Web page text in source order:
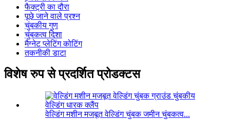
फैक्ट्री का दौरा
पूछे जाने वाले प्रश्न
चुंबकीय गुण
चुंबकत्व दिशा
मैग्नेट प्लेटिंग कोटिंग
तकनीकी डाटा
विशेष रुप से प्रदर्शित प्रोडक्टस
वेल्डिंग मशीन मजबूत वेल्डिंग चुंबक जमीन चुंबकत्व...